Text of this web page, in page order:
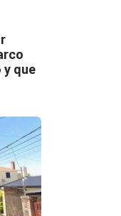
y que